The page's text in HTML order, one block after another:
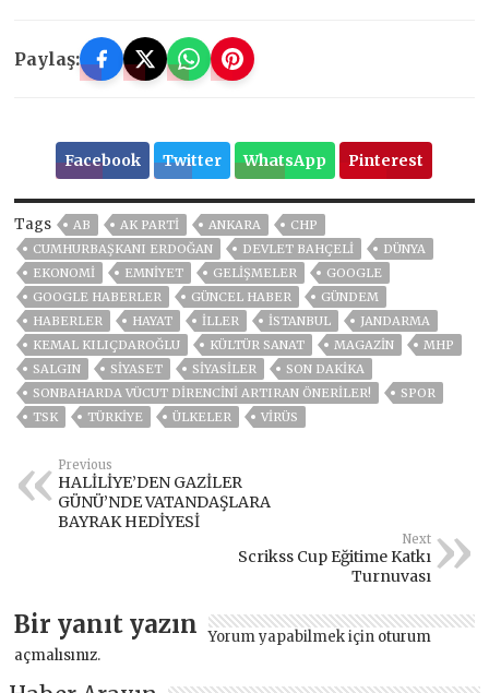
Paylaş:
Facebook Twitter WhatsApp Pinterest
Tags AB AK PARTİ ANKARA
CHP
CUMHURBAŞKANI ERDOĞAN
DEVLET BAHÇELİ
DÜNYA
EKONOMİ
EMNİYET GELIŞMELER
GOOGLE
GOOGLE HABERLER
GÜNCEL HABER
GÜNDEM
HABERLER
HAYAT İLLER ISTANBUL
JANDARMA
KEMAL KILIÇDAROĞLU
KÜLTÜR SANAT MAGAZİN
MHP
SALGIN
SİYASET SİYASİLER
SON DAKIKA
SONBAHARDA VÜCUT DİRENCİNİ ARTIRAN ÖNERİLER!
SPOR
TSK
TÜRKİYE ÜLKELER VIRÜS
Previous
HALİLİYE’DEN GAZİLER
GÜNÜ’NDE VATANDAŞLARA
BAYRAK HEDİYESİ
Next
Scrikss Cup Eğitime Katkı
Turnuvası
Bir yanıt yazın Yorum yapabilmek için oturum
açmalısınız.